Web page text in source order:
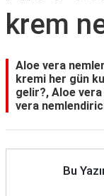
krem
Aloe vera
kremi her gün
gelir?, Aloe
vera
Bu